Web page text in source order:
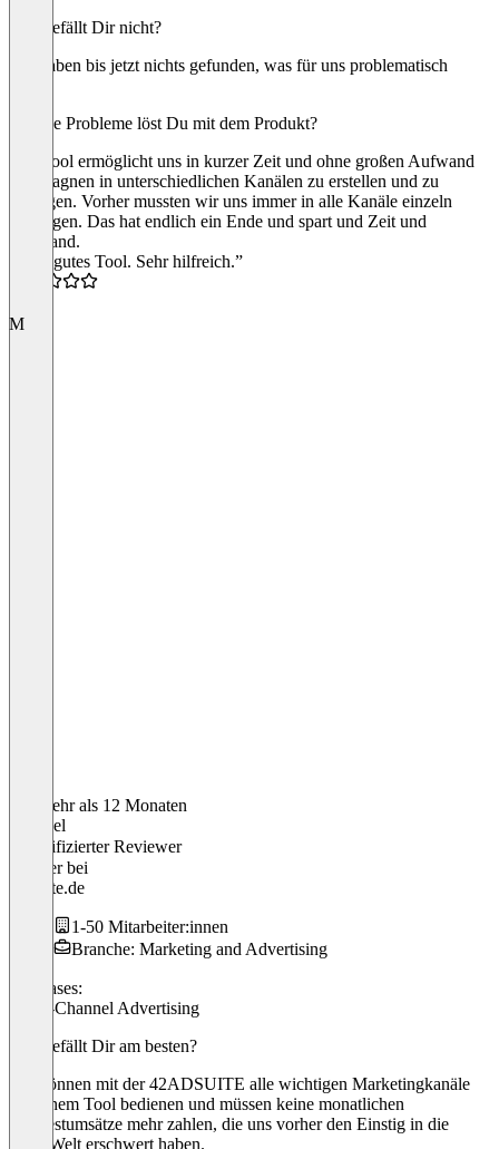
Was gefällt Dir nicht?
Wir haben bis jetzt nichts gefunden, was für uns problematisch
Welche Probleme löst Du mit dem Produkt?
Das Tool ermöglicht uns in kurzer Zeit und ohne großen Aufwand
Kampagnen in unterschiedlichen Kanälen zu erstellen und zu
managen. Vorher mussten wir uns immer in alle Kanäle einzeln
einloggen. Das hat endlich ein Ende und spart und Zeit und
Aufwand.
“Sehr gutes Tool. Sehr hilfreich.”
M
Vor mehr als 12 Monaten
Michael
Verifizierter Reviewer
Inhaberbei
Fastbite.de
1-50 Mitarbeiter:innen
Branche: Marketing and Advertising
Use cases:
Cross-Channel Advertising
Was gefällt Dir am besten?
Wir können mit der 42ADSUITE alle wichtigen Marketingkanäle
aus einem Tool bedienen und müssen keine monatlichen
Mindestumsätze mehr zahlen, die uns vorher den Einstig in die
RTB-Welt erschwert haben.